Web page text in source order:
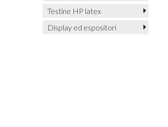
Testine HP latex
Display ed espositori